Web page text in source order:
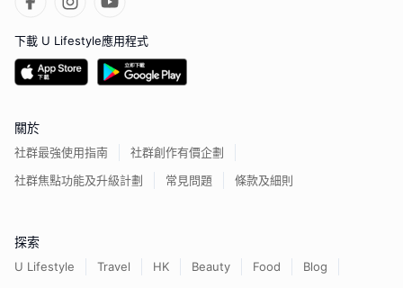
下載 U Lifestyle應用程式
關於
社群最強使用指南
社群創作有價企劃
社群焦點功能及升級計劃
常見問題 條款及細則
探索
U Lifestyle Travel HK Beauty Food
Blog